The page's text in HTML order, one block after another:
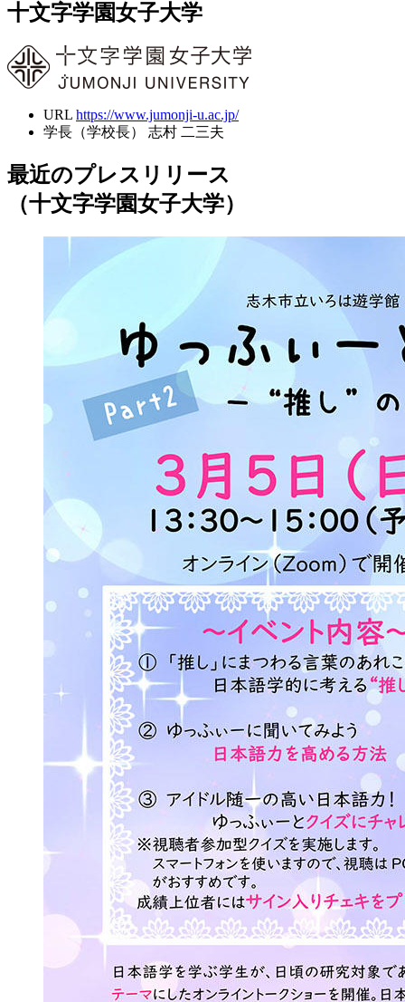
十文字学園女子大学
URL https://www.jumonji-u.ac.jp/
学長（学校長）
志村 二三夫
最近のプレスリリース
（十文字学園女子大学）